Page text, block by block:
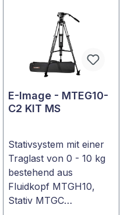
E-Image - MTEG10-
C2 KIT MS
Stativsystem mit einer
Traglast von 0 - 10 kg
bestehend aus
Fluidkopf MTGH10,
Stativ MTGC…